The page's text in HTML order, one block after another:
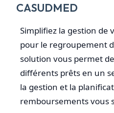
CASUDMED
Simplifiez la gestion de
pour le regroupement
solution vous permet
différents prêts en un
la gestion et la
remboursements vous